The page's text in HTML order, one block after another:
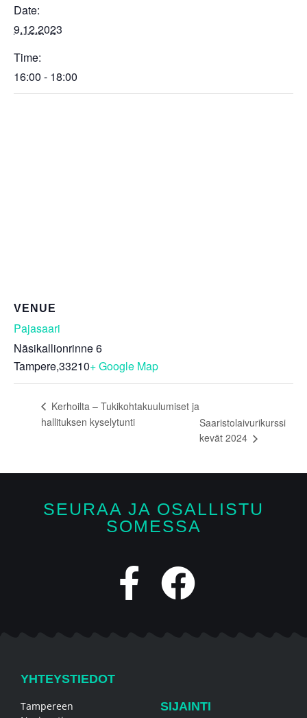
Date:
9.12.2023
Time:
16:00 - 18:00
VENUE
Pajasaari
Näsikallionrinne 6
Tampere,33210+ Google Map
Kerhoilta – Tukikohtakuulumiset ja
hallituksen kyselytunti
Saaristolaivurikurssi
kevät 2024
SEURAA JA OSALLISTU
SOMESSA
YHTEYSTIEDOT
Tampereen
SIJAINTI